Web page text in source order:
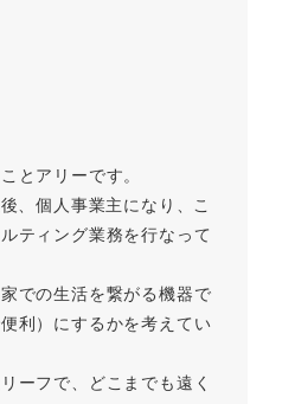
アリーです。
、個人事業主になり、こ
ティング業務を行なって
での生活を繋がる機器で
利）にするかを考えてい
ーフで、どこまでも遠く